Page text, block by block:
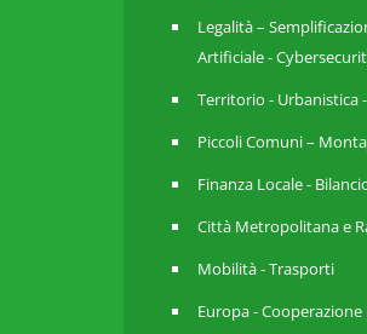
Legalità –
Artificiale -
Territorio - Urbanistica
Piccoli Comuni –
Finanza Locale -
Città Metropolitana e
Mobilità - Trasporti
Europa -